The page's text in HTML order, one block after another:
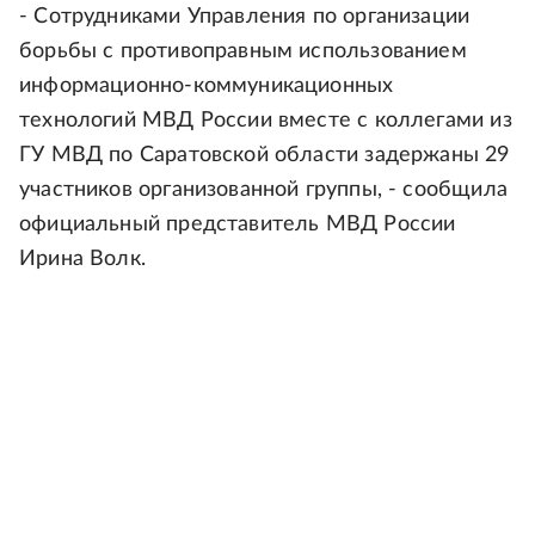
- Сотрудниками Управления по организации
борьбы с противоправным использованием
информационно-коммуникационных
технологий МВД России вместе с коллегами из
ГУ МВД по Саратовской области задержаны 29
участников организованной группы, - сообщила
официальный представитель МВД России
Ирина Волк.